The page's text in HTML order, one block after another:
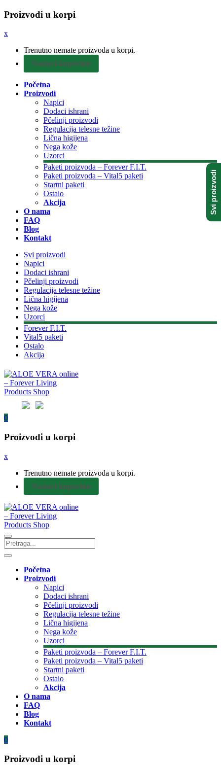
Proizvodi u korpi
x
Trenutno nemate proizvoda u korpi.
Nastavi kupovinu
Početna
Proizvodi
Napici
Dodaci ishrani
Pčelinji proizvodi
Regulacija telesne težine
Lična higijena
Nega kože
Uzorci
Paketi proizvoda – Forever F.I.T.
Paketi proizvoda – Vital5 paketi
Startni paketi
Ostalo
Akcija
O nama
FAQ
Blog
Kontakt
Svi proizvodi
Napici
Dodaci ishrani
Pčelinji proizvodi
Regulacija telesne težine
Lična higijena
Nega kože
Uzorci
Forever F.I.T.
Vital5 paketi
Ostalo
Akcija
0
Proizvodi u korpi
x
Trenutno nemate proizvoda u korpi.
Nastavi kupovinu
Početna
Proizvodi
Napici
Dodaci ishrani
Pčelinji proizvodi
Regulacija telesne težine
Lična higijena
Nega kože
Uzorci
Paketi proizvoda – Forever F.I.T.
Paketi proizvoda – Vital5 paketi
Startni paketi
Ostalo
Akcija
O nama
FAQ
Blog
Kontakt
0
Proizvodi u korpi
Svi proizvodi